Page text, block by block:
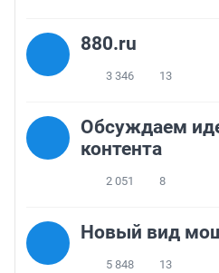
880.ru
3 346 13
Обсуждаем
контента
2 051 8
Новый вид
5 848 13